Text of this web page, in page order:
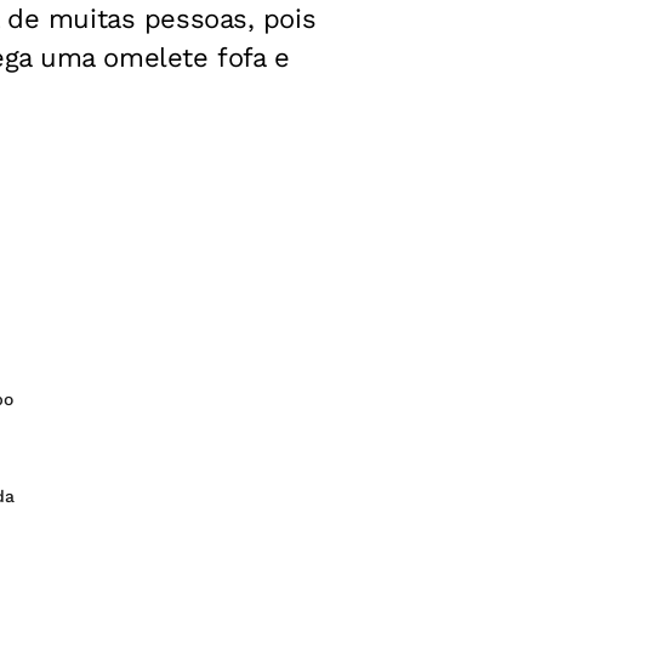
muitas pessoas, pois
uma omelete fofa e